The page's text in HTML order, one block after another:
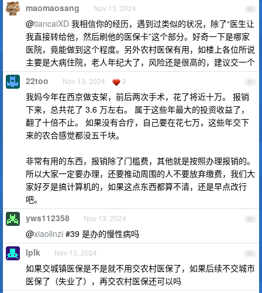
80
maomaosang Nov 13, 2024
@tiancaiXD 我相信你的经历，遇到过类似的状况，除了“医生让
我直接转给他，然后刷他的医保卡”这个部分。好奇一下是哪家
医院，竟能做到这个程度。另外农村医保有用，如楼上各位所说
主要是大病住院，老人年纪大了，风险还是很高的，建议交一个
81
22too Nov 13, 2024 2
我妈今年在西京做支架，前后两次手术，花了将近十万。 报销
下来，总共花了 3.6 万左右。 属于这些年最大的投资收益了，
翻了十倍不止。 如果没有合疗，自己要在花七万，这些年交下
来的农合感觉都没五千块。
非常有用的东西，报销除了门槛费，其他就是按照办理报销的。
所以大家一定要办理，还要推动周围的人不要放弃缴费，我们大
家好歹是搞计算机的，如果这点东西都算不清，还是早点改行
吧。
82
yws112358 Nov 13, 2024
@xiaolinzi #39 是办的慢性病吗
83
lplk Nov 13, 2024
如果交城镇医保是不是就不用交农村医保了，如果后续不交城市
医保了（失业了），再交农村医保还可以吗